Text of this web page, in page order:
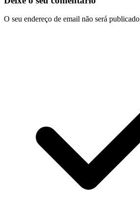
O seu endereço de email não será publicado